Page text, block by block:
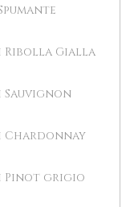
Gialla
Pinot grigio